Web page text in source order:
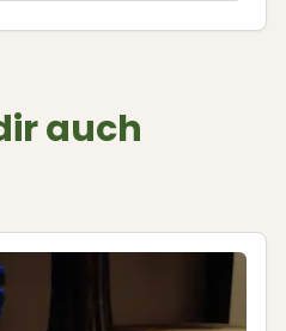
auch